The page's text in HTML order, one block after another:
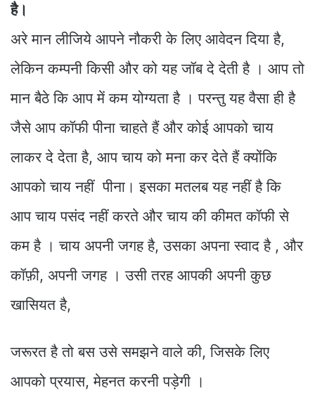
है।
अरे मान लीजिये आपने नौकरी के लिए आवेदन दिया है,
लेकिन कम्पनी किसी और को यह जॉब दे देती है । आप तो
मान बैठे कि आप में कम योग्यता है । परन्तु यह वैसा ही है
जैसे आप कॉफी पीना चाहते हैं और कोई आपको चाय
लाकर दे देता है, आप चाय को मना कर देते हैं क्योंकि
आपको चाय नहीं पीना। इसका मतलब यह नहीं है कि
आप चाय पसंद नहीं करते और चाय की कीमत कॉफी से
कम है । चाय अपनी जगह है, उसका अपना स्वाद है , और
कॉफ़ी, अपनी जगह । उसी तरह आपकी अपनी कुछ
खासियत है,
जरूरत है तो बस उसे समझने वाले की, जिसके लिए
आपको प्रयास, मेहनत करनी पड़ेगी ।